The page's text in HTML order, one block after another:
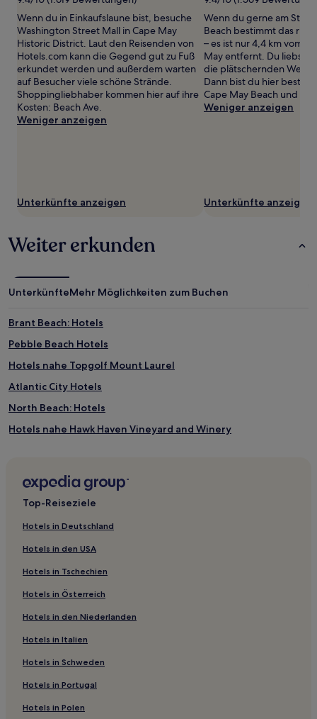
zusätzliche
Bedingungen
gelten.
Wenn du in Einkaufslaune bist, besuche
Washington Street Mall in Cape May
Historic District. Laut den Reisenden von
Hotels.com kann die Gegend gut zu Fuß
erkundet werden und außerdem warten
auf Besucher viele schöne Strände.
Shoppingliebhaber kommen hier auf ihre
Kosten: Beach Ave.
Weniger anzeigen
Unterkünfte anzeigen
Wenn du gerne am
Beach bestimmt das
– es ist nur 4,4 km vom
May entfernt. Du liebst
die plätschernden
Dann bist du hier
Cape May Beach und
Weniger anzeigen
Unterkünfte anzeigen
Weiter erkunden
UnterkünfteMehr Möglichkeiten zum Buchen
Brant Beach: Hotels
Pebble Beach Hotels
Hotels nahe Topgolf Mount Laurel
Atlantic City Hotels
North Beach: Hotels
Hotels nahe Hawk Haven Vineyard and Winery
Mount Laurel Hotels
Rio Grande Hotels
Hotels nahe South Jersey Regional
Hotels nahe Cape May Winery
Pine Hill Hotels
Hotels nahe Renault Winery
Palermo Hotels
Cape May Court House Hotels
Hotels nahe Stone Harbor Beach
Top-Reiseziele
Hotels in Deutschland
Hotels in den USA
Hotels in Tschechien
Hotels in Österreich
Hotels in den Niederlanden
Hotels in Italien
Hotels in Schweden
Hotels in Portugal
Hotels in Polen